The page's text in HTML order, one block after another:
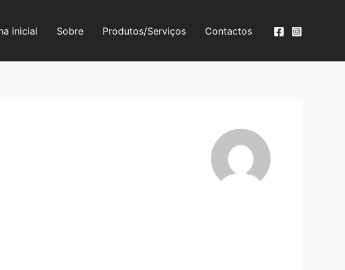
inicial Sobre Produtos/Serviços Contactos